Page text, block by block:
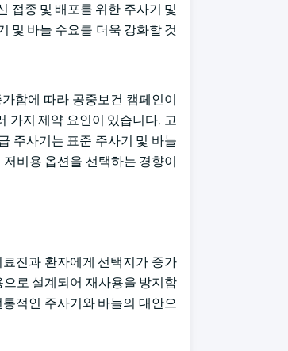
접종 및 배포를 위한 주사기 및
및 바늘 수요를 더욱 강화할 것
함에 따라 공중보건 캠페인이
가지 제약 요인이 있습니다. 고
주사기는 표준 주사기 및 바늘
비용 옵션을 선택하는 경향이
진과 환자에게 선택지가 증가
로 설계되어 재사용을 방지함
적인 주사기와 바늘의 대안으